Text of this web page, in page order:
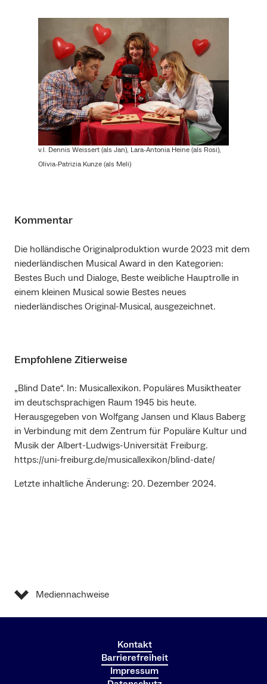
v.l. Dennis Weissert (als Jan), Lara-Antonia Heine (als Rosi),
Olivia-Patrizia Kunze (als Meli)
Kommentar
Die holländische Originalproduktion wurde 2023 mit dem
niederländischen Musical Award in den Kategorien:
Bestes Buch und Dialoge, Beste weibliche Hauptrolle in
einem kleinen Musical sowie Bestes neues
niederländisches Original-Musical, ausgezeichnet.
Empfohlene Zitierweise
„Blind Date“. In: Musicallexikon. Populäres Musiktheater
im deutschsprachigen Raum 1945 bis heute.
Herausgegeben von Wolfgang Jansen und Klaus Baberg
in Verbindung mit dem Zentrum für Populäre Kultur und
Musik der Albert-Ludwigs-Universität Freiburg.
https://uni-freiburg.de/musicallexikon/blind-date/
Letzte inhaltliche Änderung: 20. Dezember 2024.
Mediennachweise
Kontakt
Barrierefreiheit
Impressum